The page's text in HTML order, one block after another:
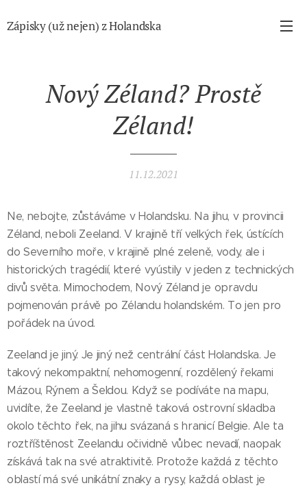
Zápisky (už nejen) z Holandska
Nový Zéland? Prostě
Zéland!
11.12.2021
Ne, nebojte, zůstáváme v Holandsku. Na jihu, v provincii
Zéland, neboli Zeeland. V krajině tří velkých řek, ústících
do Severního moře, v krajině plné zeleně, vody, ale i
historických tragédií, které vyústily v jeden z technických
divů světa. Mimochodem, Nový Zéland je opravdu
pojmenován právě po Zélandu holandském. To jen pro
pořádek na úvod.
Zeeland je jiný. Je jiný než centrální část Holandska. Je
takový nekompaktní, nehomogenní, rozdělený řekami
Mázou, Rýnem a Šeldou. Když se podíváte na mapu,
uvidíte, že Zeeland je vlastně taková ostrovní skladba
okolo těchto řek, na jihu svázaná s hranicí Belgie. Ale ta
roztříštěnost Zeelandu očividně vůbec nevadí, naopak
získává tak na své atraktivitě. Protože každá z těchto
oblastí má své unikátní znaky a rysy, každá oblast je